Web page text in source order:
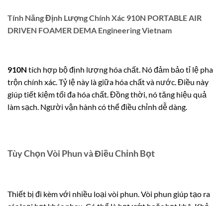
Tính Năng Định Lượng Chính Xác 910N PORTABLE AIR
DRIVEN FOAMER DEMA Engineering Vietnam
910N tích hợp bộ định lượng hóa chất. Nó đảm bảo tỉ lệ pha
trộn chính xác. Tỷ lệ này là giữa hóa chất và nước. Điều này
giúp tiết kiệm tối đa hóa chất. Đồng thời, nó tăng hiệu quả
làm sạch. Người vận hành có thể điều chỉnh dễ dàng.
Tùy Chọn Vòi Phun và Điều Chỉnh Bọt
Thiết bị đi kèm với nhiều loại vòi phun. Vòi phun giúp tạo ra